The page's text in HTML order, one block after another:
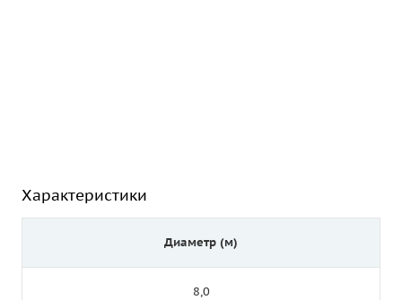
Характеристики
Диаметр (м)
8,0